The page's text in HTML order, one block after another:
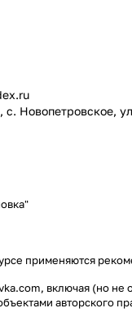
с. Новопетровское,
применяются
включая (но
авторского